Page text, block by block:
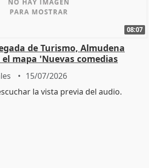
08:07
de Turismo, Almudena
mapa 'Nuevas comedias
15/07/2026